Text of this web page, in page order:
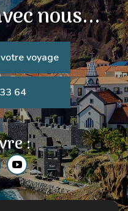
nous...
voyage
64
: